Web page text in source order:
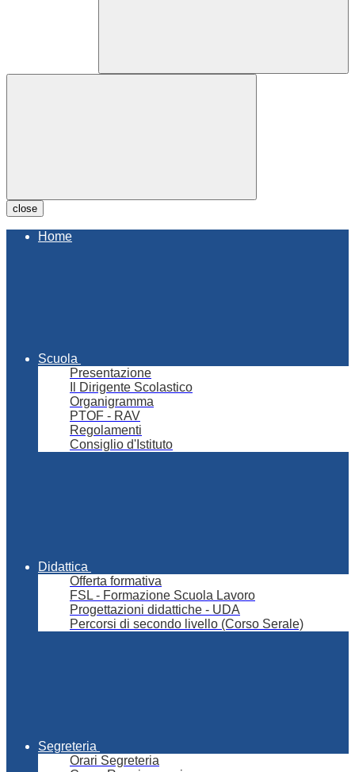
close
Home
Scuola
Presentazione
Il Dirigente Scolastico
Organigramma
PTOF - RAV
Regolamenti
Consiglio d'Istituto
Didattica
Offerta formativa
FSL - Formazione Scuola Lavoro
Progettazioni didattiche - UDA
Percorsi di secondo livello (Corso Serale)
Segreteria
Orari Segreteria